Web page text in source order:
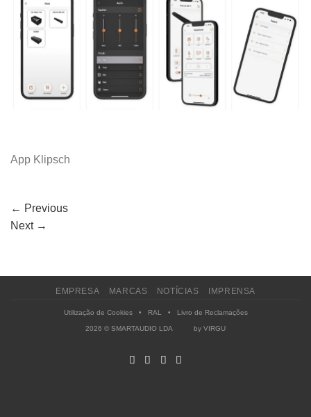
App Klipsch
← Previous
Next →
EMPRESA MARCAS NOTÍCIAS IMPRENSA
Utilização de Cookies• RAL • Livro de Reclamações
2026 © SMARTAUDIO LDA by VIRGU